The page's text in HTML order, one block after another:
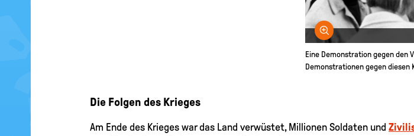
Bild
Eine Demonstration gegen den
Demonstrationen gegen diesen
Die Folgen des Krieges
Am Ende des Krieges war das Land verwüstet, Millionen Soldaten und